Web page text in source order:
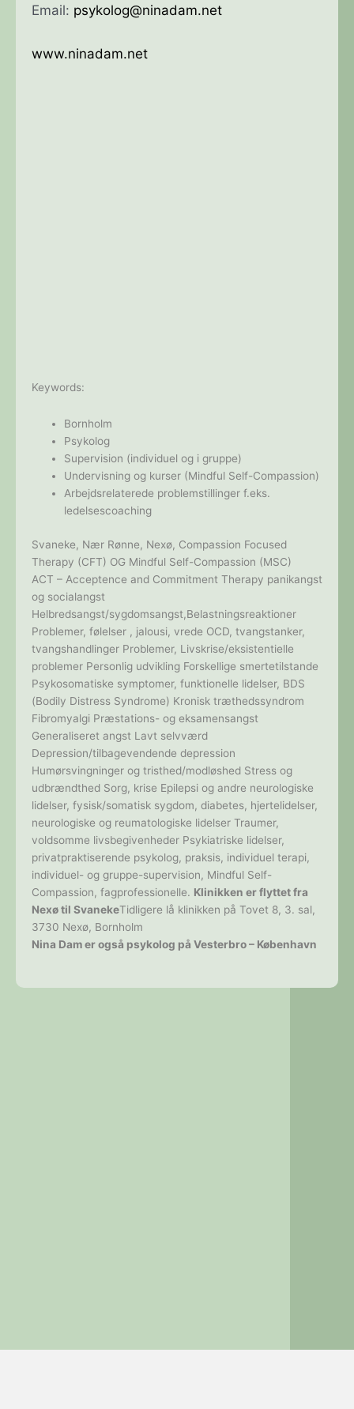
Email: psykolog@ninadam.net
www.ninadam.net
Keywords:
Bornholm
Psykolog
Supervision (individuel og i gruppe)
Undervisning og kurser (Mindful Self-Compassion)
Arbejdsrelaterede problemstillinger f.eks.
ledelsescoaching
Svaneke, Nær Rønne, Nexø, Compassion Focused
Therapy (CFT) OG Mindful Self-Compassion (MSC)
ACT – Acceptence and Commitment Therapy panikangst
og socialangst
Helbredsangst/sygdomsangst,Belastningsreaktioner
Problemer, følelser , jalousi, vrede OCD, tvangstanker,
tvangshandlinger Problemer, Livskrise/eksistentielle
problemer Personlig udvikling Forskellige smertetilstande
Psykosomatiske symptomer, funktionelle lidelser, BDS
(Bodily Distress Syndrome) Kronisk træthedssyndrom
Fibromyalgi Præstations- og eksamensangst
Generaliseret angst Lavt selvværd
Depression/tilbagevendende depression
Humørsvingninger og tristhed/modløshed Stress og
udbrændthed Sorg, krise Epilepsi og andre neurologiske
lidelser, fysisk/somatisk sygdom, diabetes, hjertelidelser,
neurologiske og reumatologiske lidelser Traumer,
voldsomme livsbegivenheder Psykiatriske lidelser,
privatpraktiserende psykolog, praksis, individuel terapi,
individuel- og gruppe-supervision, Mindful Self-
Compassion, fagprofessionelle. Klinikken er flyttet fra
Nexø til SvanekeTidligere lå klinikken på Tovet 8, 3. sal,
3730 Nexø, Bornholm
Nina Dam er også psykolog på Vesterbro – København